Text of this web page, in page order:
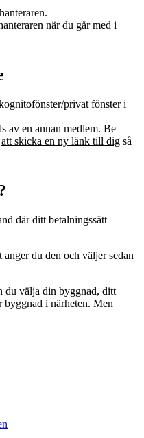
när du går med i
privat fönster i
av en annan medlem. Be
att skicka en ny länk till dig så
där ditt betalningssätt
du den och väljer sedan
du välja din byggnad, ditt
byggnad i närheten. Men